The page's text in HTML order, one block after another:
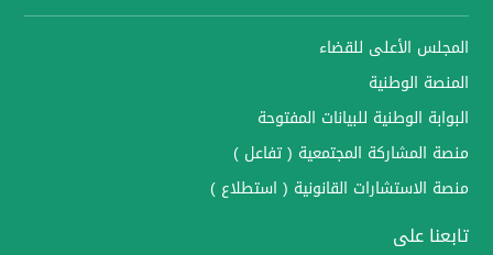
المجلس الأعلى للقضاء
المنصة الوطنية
البوابة الوطنية للبيانات المفتوحة
منصة المشاركة المجتمعية ( تفاعل )
منصة الاستشارات القانونية ( استطلاع )
تابعنا على